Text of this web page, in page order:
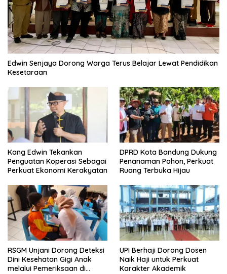
Edwin Senjaya Dorong Warga Terus Belajar Lewat Pendidikan
Kesetaraan
Kang Edwin Tekankan
Penguatan Koperasi Sebagai
Perkuat Ekonomi Kerakyatan
DPRD Kota Bandung Dukung
Penanaman Pohon, Perkuat
Ruang Terbuka Hijau
RSGM Unjani Dorong Deteksi
Dini Kesehatan Gigi Anak
melalui Pemeriksaan di
UPI Berhaji Dorong Dosen
Naik Haji untuk Perkuat
Karakter Akademik